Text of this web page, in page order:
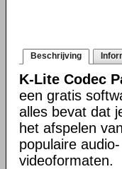
Beschrijving
K-Lite Codec
een gratis
alles bevat dat
het afspelen
populaire
videoformaten.